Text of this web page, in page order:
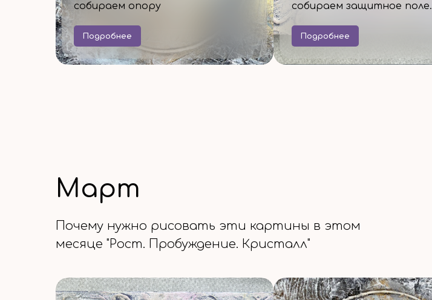
собираем опору
Подробнее
собираем защитное поле.
Подробнее
Март
Почему нужно рисовать эти картины в этом
месяце "Рост. Пробуждение. Кристалл"